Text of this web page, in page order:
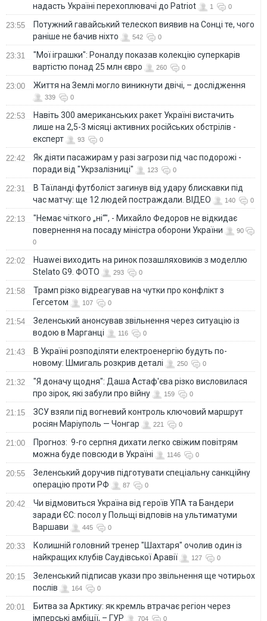
надасть Україні перехоплювачі до Patriot
1 0
23:55
Потужний гавайський телескоп виявив на Сонці те, чого
раніше не бачив ніхто
542 0
23:31
"Мої іграшки": Роналду показав колекцію суперкарів
вартістю понад 25 млн євро
260 0
23:00 Життя на Землі могло виникнути двічі, – дослідження
339 0
22:53
Навіть 300 американських ракет Україні вистачить
лише на 2,5-3 місяці активних російських обстрілів -
експерт
93 0
22:42
Як діяти пасажирам у разі загрози під час подорожі -
поради від "Укрзалізниці"
123 0
22:31
В Таїланді футболіст загинув від удару блискавки під
час матчу: ще 12 людей постраждали. ВІДЕО
140 0
22:13
"Немає чіткого „ні“", - Михайло Федоров не відкидає
повернення на посаду міністра оборони України
90
0
22:02
Huawei виходить на ринок позашляховиків з моделлю
Stelato G9. ФОТО
293 0
21:58
Трамп різко відреагував на чутки про конфлікт з
Гегсетом
107 0
21:54
Зеленський анонсував звільнення через ситуацію із
водою в Марганці
116 0
21:43
В Україні розподіляти електроенергію будуть по-
новому: Шмигаль розкрив деталі
250 0
21:32
"Я доначу щодня": Даша Астаф'єва різко висловилася
про зірок, які забули про війну
159 0
21:15
ЗСУ взяли під вогневий контроль ключовий маршрут
росіян Маріуполь — Чонгар
221 0
21:00
Прогноз: 9-го серпня дихати легко свіжим повітрям
можна буде повсюди в Україні
1146 0
20:55
Зеленський доручив підготувати спеціальну санкційну
операцію проти РФ
87 0
20:42
Чи відмовиться Україна від героїв УПА та Бандери
заради ЄС: посол у Польщі відповів на ультиматуми
Варшави
445 0
20:33
Колишній головний тренер "Шахтаря" очолив один із
найкращих клубів Саудівської Аравії
127 0
20:15
Зеленський підписав укази про звільнення ще чотирьох
послів
164 0
20:01
Битва за Арктику: як кремль втрачає регіон через
імперські амбіції, – ГУР
704 0